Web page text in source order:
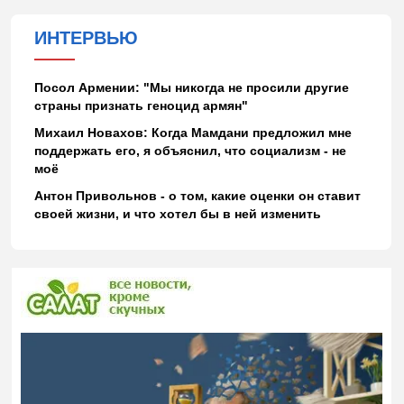
ИНТЕРВЬЮ
Посол Армении: "Мы никогда не просили другие
страны признать геноцид армян"
Михаил Новахов: Когда Мамдани предложил мне
поддержать его, я объяснил, что социализм - не
моё
Антон Привольнов - о том, какие оценки он ставит
своей жизни, и что хотел бы в ней изменить